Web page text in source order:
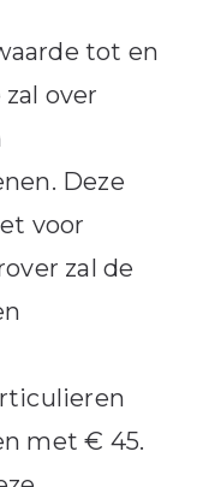
tot en
over
Deze
voor
zal de
met € 45.